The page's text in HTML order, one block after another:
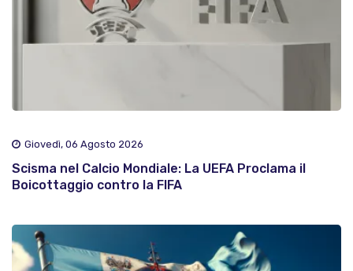
Giovedì, 06 Agosto 2026
Scisma nel Calcio Mondiale: La UEFA Proclama il
Boicottaggio contro la FIFA